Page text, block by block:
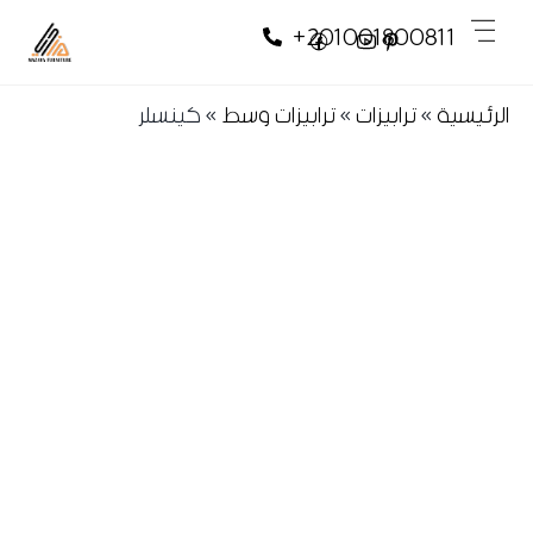
+201001800811
الرئيسية»ترابيزات»ترابيزات وسط»كينسلر